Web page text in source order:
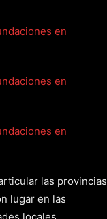
las provincias
lugar en las